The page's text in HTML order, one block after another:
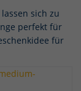
lassen sich zu
perfekt für
für